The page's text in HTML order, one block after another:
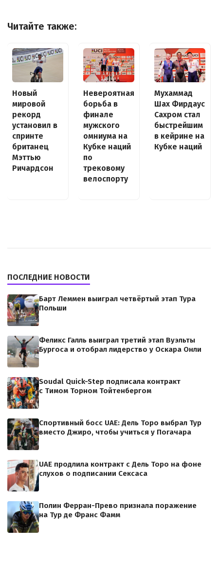
Читайте также:
Новый
мировой
рекорд
установил в
спринте
британец
Мэттью
Ричардсон
Невероятная
борьба в
финале
мужского
омниума на
Кубке наций
по
трековому
велоспорту
Мухаммад
Шах Фирдаус
Сахром стал
быстрейшим
в кейрине на
Кубке наций
ПОСЛЕДНИЕ НОВОСТИ
Барт Леммен выиграл четвёртый этап Тура
Польши
Феликс Галль выиграл третий этап Вуэльты
Бургоса и отобрал лидерство у Оскара Онли
Soudal Quick-Step подписала контракт
с Тимом Торном Тойтенбергом
Спортивный босс UAE: Дель Торо выбрал Тур
вместо Джиро, чтобы учиться у Погачара
UAE продлила контракт с Дель Торо на фоне
слухов о подписании Сексаса
Полин Ферран-Прево признала поражение
на Тур де Франс Фамм